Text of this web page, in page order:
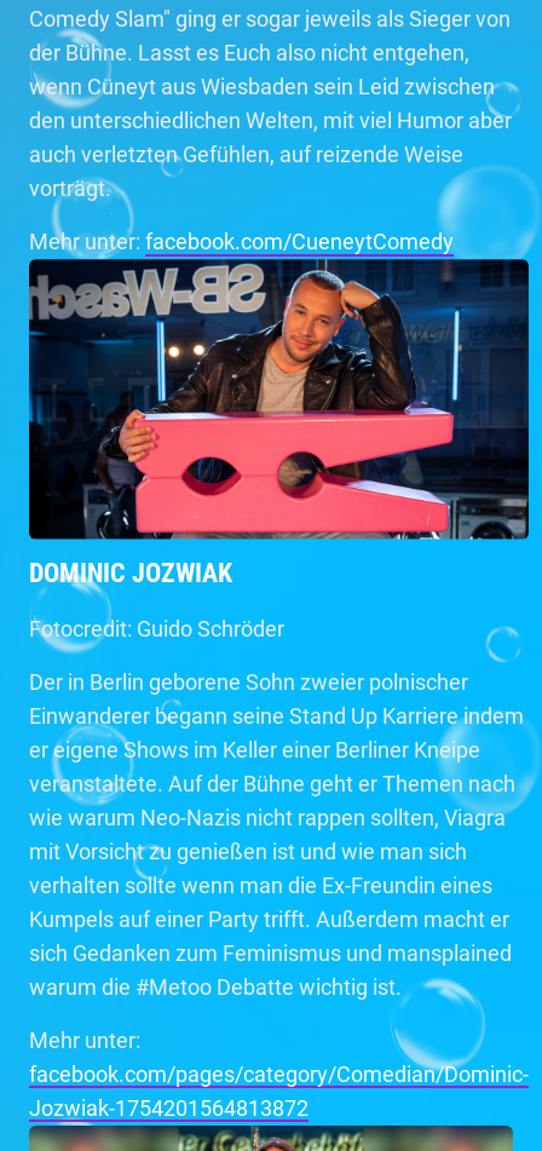
Comedy Slam" ging er sogar jeweils als Sieger von
der Bühne. Lasst es Euch also nicht entgehen,
wenn Cüneyt aus Wiesbaden sein Leid zwischen
den unterschiedlichen Welten, mit viel Humor aber
auch verletzten Gefühlen, auf reizende Weise
vorträgt.
Mehr unter: facebook.com/CueneytComedy
DOMINIC JOZWIAK
Fotocredit: Guido Schröder
Der in Berlin geborene Sohn zweier polnischer
Einwanderer begann seine Stand Up Karriere indem
er eigene Shows im Keller einer Berliner Kneipe
veranstaltete. Auf der Bühne geht er Themen nach
wie warum Neo-Nazis nicht rappen sollten, Viagra
mit Vorsicht zu genießen ist und wie man sich
verhalten sollte wenn man die Ex-Freundin eines
Kumpels auf einer Party trifft. Außerdem macht er
sich Gedanken zum Feminismus und mansplained
warum die #Metoo Debatte wichtig ist.
Mehr unter:
facebook.com/pages/category/Comedian/Dominic-
Jozwiak-1754201564813872